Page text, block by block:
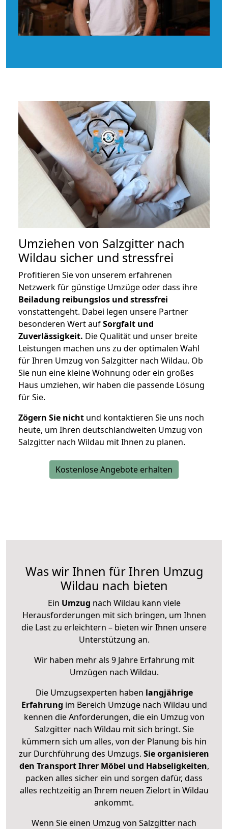
Umziehen von Salzgitter nach
Wildau sicher und stressfrei
Profitieren Sie von unserem erfahrenen
Netzwerk für günstige Umzüge oder dass ihre
Beiladung reibungslos und stressfrei
vonstattengeht. Dabei legen unsere Partner
besonderen Wert aufSorgfalt und
Zuverlässigkeit. Die Qualität und unser breite
Leistungen machen uns zu der optimalen Wahl
für Ihren Umzug von Salzgitter nach Wildau. Ob
Sie nun eine kleine Wohnung oder ein großes
Haus umziehen, wir haben die passende Lösung
für Sie.
Zögern Sie nicht und kontaktieren Sie uns noch
heute, um Ihren deutschlandweiten Umzug von
Salzgitter nach Wildau mit Ihnen zu planen.
Kostenlose Angebote erhalten
Was wir Ihnen für Ihren Umzug
Wildau nach bieten
Ein Umzug nach Wildau kann viele
Herausforderungen mit sich bringen, um Ihnen
die Last zu erleichtern – bieten wir Ihnen unsere
Unterstützung an.
Wir haben mehr als 9 Jahre Erfahrung mit
Umzügen nach Wildau.
Die Umzugsexperten haben langjährige
Erfahrung im Bereich Umzüge nach Wildau und
kennen die Anforderungen, die ein Umzug von
Salzgitter nach Wildau mit sich bringt. Sie
kümmern sich um alles, von der Planung bis hin
zur Durchführung des Umzugs. Sie organisieren
den Transport Ihrer Möbel und Habseligkeiten,
packen alles sicher ein und sorgen dafür, dass
alles rechtzeitig an Ihrem neuen Zielort in Wildau
ankommt.
Wenn Sie einen Umzug von Salzgitter nach